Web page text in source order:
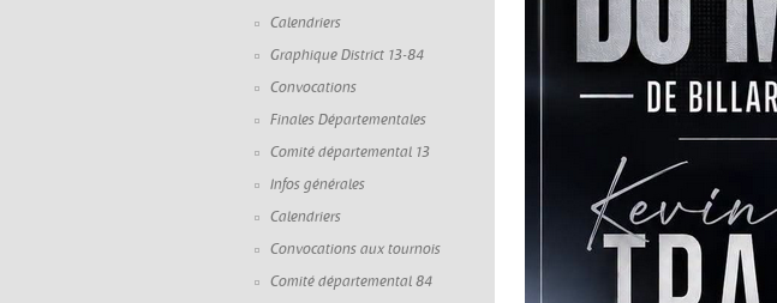
Calendriers
Graphique District 13-84
Convocations
Finales Départementales
Comité départemental 13
Infos générales
Calendriers
Convocations aux tournois
Comité départemental 84